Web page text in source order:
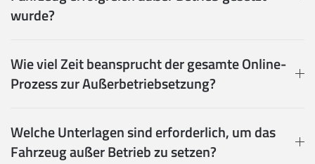
wurde?
Wie viel Zeit beansprucht der gesamte Online-
Prozess zur Außerbetriebsetzung?
Welche Unterlagen sind erforderlich, um das
Fahrzeug außer Betrieb zu setzen?